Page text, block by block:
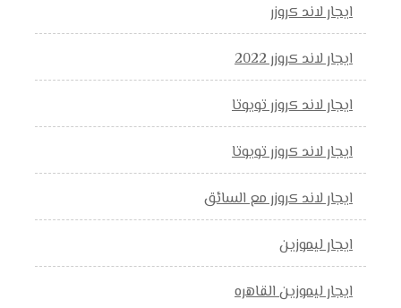
ايجار لاند كروزر
ايجار لاند كروزر 2022
ايجار لاند كروزر تويوتا
ايجار لاند كروزر تويوتا
ايجار لاند كروزر مع السائق
ايجار ليموزين
ايجار ليموزين القاهره